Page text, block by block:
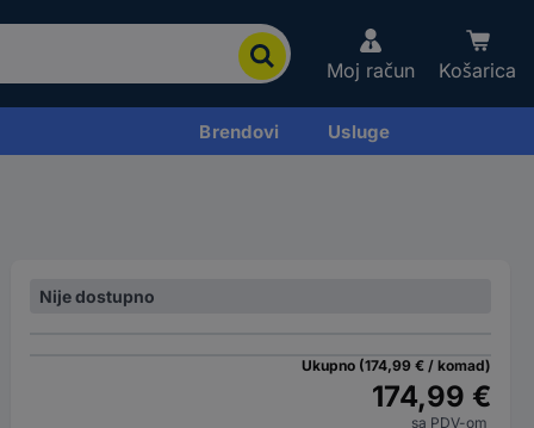
Moj račun Košarica
Brendovi Usluge
Nije dostupno
Ukupno (174,99 € / komad)
174,99 €
sa PDV-om